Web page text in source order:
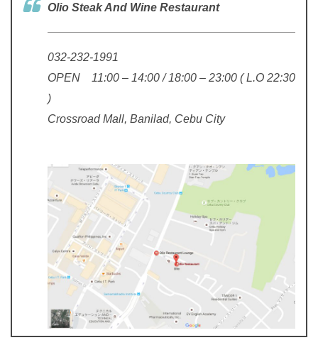
Olio Steak And Wine Restaurant
032-232-1991
OPEN 11:00 – 14:00 / 18:00 – 23:00 ( L.O 22:30
)
Crossroad Mall, Banilad, Cebu City